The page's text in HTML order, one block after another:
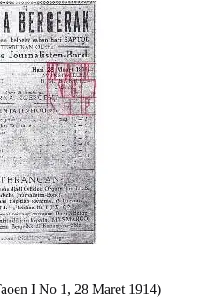
I No 1, 28 Maret 1914)